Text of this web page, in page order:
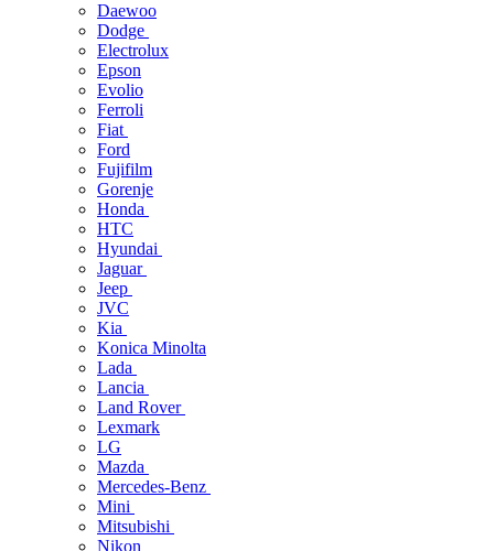
Daewoo
Dodge
Electrolux
Epson
Evolio
Ferroli
Fiat
Ford
Fujifilm
Gorenje
Honda
HTC
Hyundai
Jaguar
Jeep
JVC
Kia
Konica Minolta
Lada
Lancia
Land Rover
Lexmark
LG
Mazda
Mercedes-Benz
Mini
Mitsubishi
Nikon